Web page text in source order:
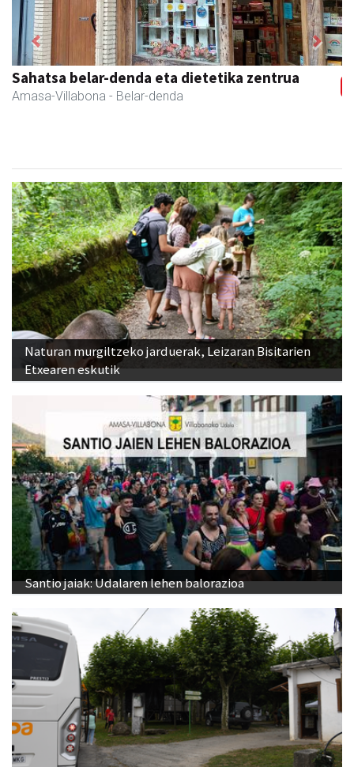
Sahatsa belar-denda eta dietetika zentrua
Amasa-Villabona - Belar-denda
Previous Next
Naturan murgiltzeko jarduerak, Leizaran Bisitarien
Etxearen eskutik
Santio jaiak: Udalaren lehen balorazioa